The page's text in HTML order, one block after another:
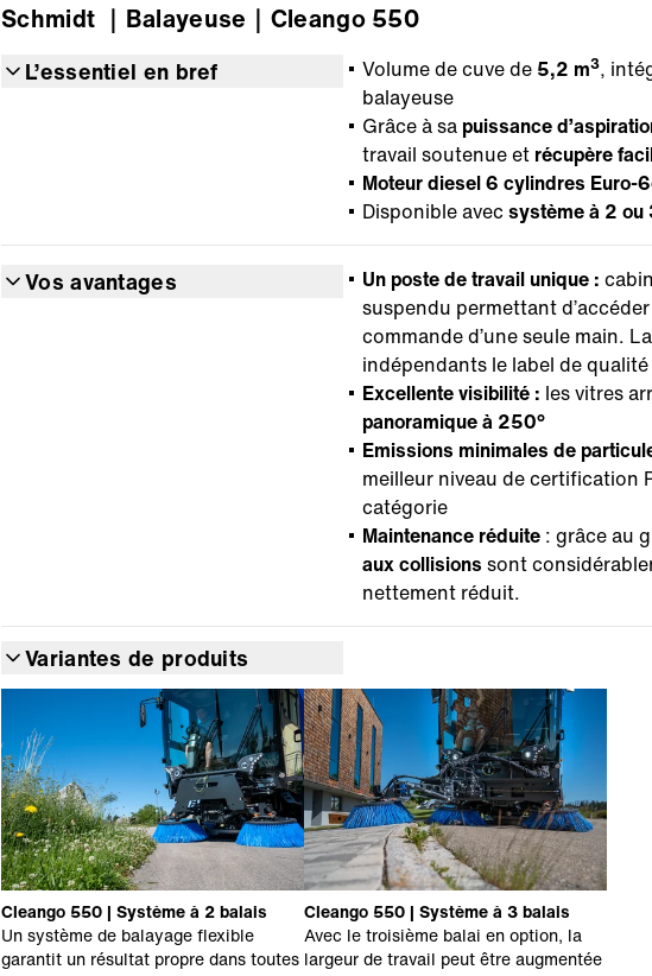
Schmidt ｜Balayeuse ｜Cleango 550
L’essentiel en bref Volume de cuve de 5,2 m3,
balayeuse
Grâce à sa puissance
travail soutenue et récupère
Moteur diesel 6 cylindres Euro-
Disponible avec système à 2 ou
Vos avantages Un poste de travail unique :
suspendu permettant
commande d’une seule main.
indépendants le label de
Excellente visibilité : les vitres
panoramique à 250°
Emissions minimales de
meilleur niveau de certification
catégorie
Maintenance réduite: grâce au
aux collisions sont
nettement réduit.
Variantes de produits
Cleango 550 | Système à 2 balais
Un système de balayage flexible
garantit un résultat propre dans toutes
Cleango 550 | Système à 3 balais
Avec le troisième balai en option, la
largeur de travail peut être augmentée